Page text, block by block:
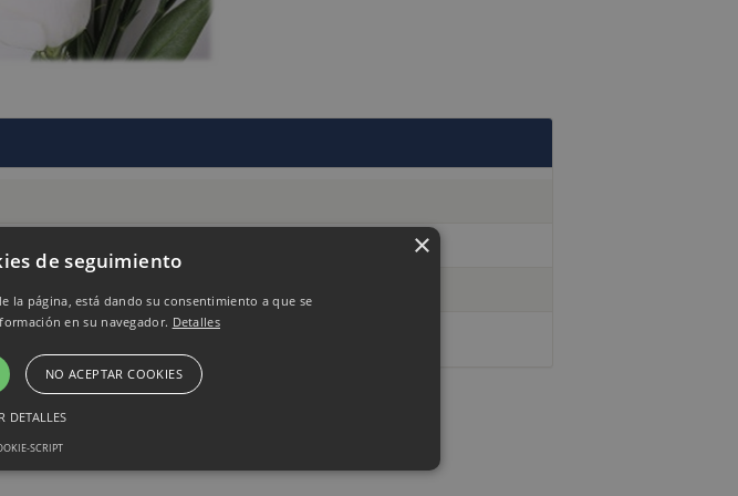
de seguimiento
la página, está dando su consentimiento a que se
en su navegador. Detalles
NO ACEPTAR COOKIES
DETALLES
SCRIPT
×